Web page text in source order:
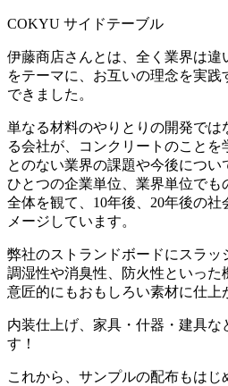
COKYU サイドテーブル
伊藤商店さんとは、全く業界は違
をテーマに、お互いの理念を実
できました。
単なる材料のやりとりの開発では
る会社が、コンクリートのことを
とのない業界の課題や今後につ
ひとつの企業単位、業界単位でも
全体を観て、10年後、20年後の
メージしています。
弊社のストランドボードにスラッ
調湿性や消臭性、防火性といった
意匠的にもおもしろい素材に仕上
内装仕上げ、家具・什器・建具
す！
これから、サンプルの配布もは